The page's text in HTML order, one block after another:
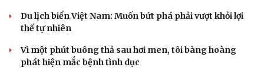
Cải chính
Du lịch biển Việt Nam: Muốn bứt phá phải vượt khỏi lợi
thế tự nhiên
Vì một phút buông thả sau hơi men, tôi bàng hoàng
phát hiện mắc bệnh tình dục